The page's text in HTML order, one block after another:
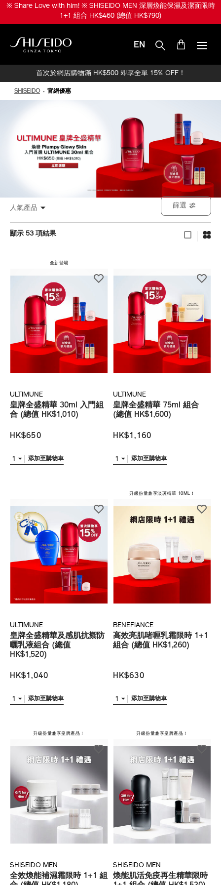
※ Share Love with him! ※ SHISEIDO MEN 深層煥能保濕及潔面限時
1+1 組合 HK$460 (總值 HK$790)
EN
首次於網店購物滿 HK$500 即享全單 15% OFF！
SHISEIDO 官網優惠
人氣產品
顯示 53 項結果
篩選
全新登場
ULTIMUNE
皇牌全盛精華 30ml 入門組
合 (總值 HK$1,010)
HK$650
1 添加至購物車
ULTIMUNE
皇牌全盛精華 75ml 組合
(總值 HK$1,600)
HK$1,160
1 添加至購物車
ULTIMUNE
皇牌全盛精華及感肌抗禦防
曬乳液組合 (總值
HK$1,520)
HK$1,040
1 添加至購物車
升級份量兼享淡斑精華 10ML！
BENEFIANCE
高效亮肌啫喱乳霜限時 1+1
組合 (總值 HK$1,260)
HK$630
1 添加至購物車
升級份量兼享皇牌產品！
SHISEIDO MEN
全效煥能補濕霜限時 1+1 組
升級份量兼享皇牌產品！
SHISEIDO MEN
煥能肌活免疫再生精華限時